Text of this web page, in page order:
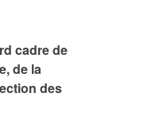
cadre de
de la
des